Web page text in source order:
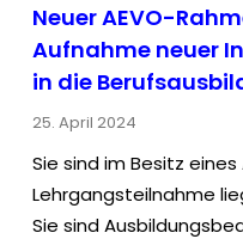
Neuer AEVO-
Aufnahme neuer
in die
25. April 2024
Sie sind im Besitz
Lehrgangsteilnahme
Sie sind